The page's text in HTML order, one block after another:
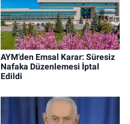
AYM’den Emsal Karar: Süresiz
Nafaka Düzenlemesi İptal
Edildi